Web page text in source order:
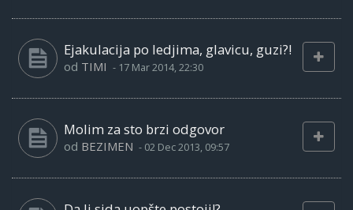
Ejakulacija po ledjima, glavicu, guzi?!
od TIMI - 17 Mar 2014, 22:30
Molim za sto brzi odgovor
od BEZIMEN - 02 Dec 2013, 09:57